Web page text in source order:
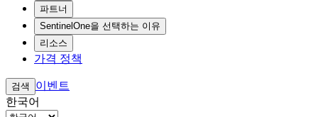
파트너
SentinelOne을 선택하는 이유
리소스
가격 정책
검색
이벤트
한국어